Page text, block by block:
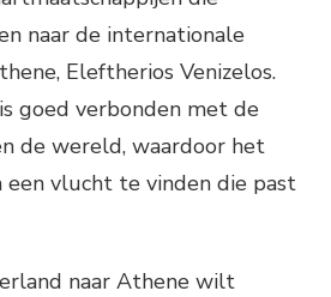
naar de internationale
Eleftherios Venizelos.
goed verbonden met de
de wereld, waardoor het
een vlucht te vinden die past
naar Athene wilt